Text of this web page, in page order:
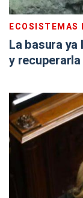
ECOSISTEMAS
La basura
y